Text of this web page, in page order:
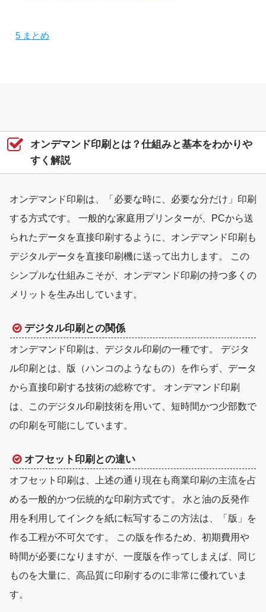
5 まとめ
オンデマンド印刷とは？仕組みと基本をわかりや
すく解説
オンデマンド印刷は、「必要な時に、必要な分だけ」印刷
する方式です。 一般的な家庭用プリンターが、PCから送
られたデータを直接印刷するように、オンデマンド印刷も
デジタルデータを直接印刷機に送って出力します。 この
シンプルな仕組みこそが、オンデマンド印刷の持つ多くの
メリットを生み出しています。
デジタル印刷との関係
オンデマンド印刷は、 デジタル印刷の一種です。 デジタ
ル印刷とは、版（ハンコのようなもの）を作らず、データ
から直接印刷する技術の総称です。 オンデマンド印刷
は、このデジタル印刷技術を用いて、短時間かつ少部数で
の印刷を可能にしています。
オフセット印刷との違い
オフセット印刷は、上述の通り現在も商業印刷の主流を占
める一般的かつ伝統的な印刷方式です。 水と油の反発作
用を利用してインクを紙に転写するこの方法は、「版」を
作る工程が不可欠です。 この版を作るため、初期費用や
時間が必要になりますが、一度版を作ってしまえば、同じ
ものを大量に、高品質に印刷するのに非常に優れていま
す。